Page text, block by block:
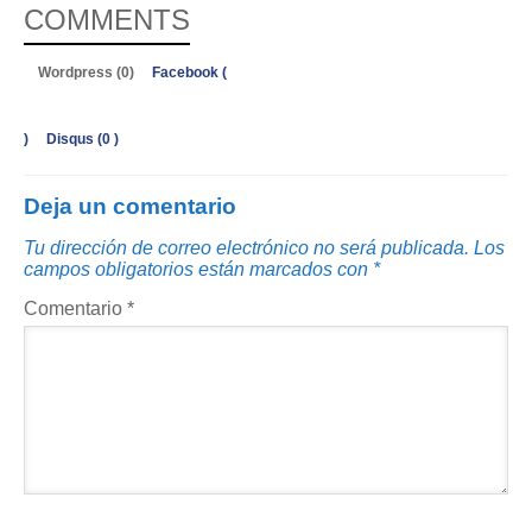
COMMENTS
Wordpress (0) Facebook (
) Disqus (0 )
Deja un comentario
Tu dirección de correo electrónico no será publicada. Los
campos obligatorios están marcados con *
Comentario *